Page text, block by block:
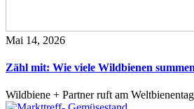
Mai 14, 2026
Zähl mit: Wie viele Wildbienen
Wildbiene + Partner ruft am